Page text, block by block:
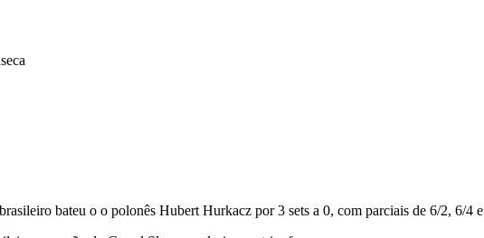
bateu o o polonês Hubert Hurkacz por 3 sets a 0, com parciais de 6/2, 6/4